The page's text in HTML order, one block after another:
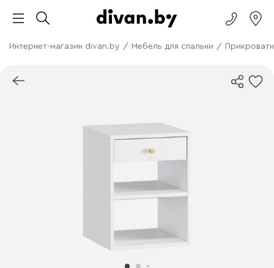
Интернет-магазин divan.by / Мебель для спальни /